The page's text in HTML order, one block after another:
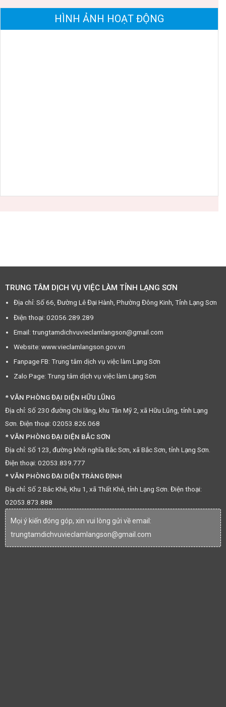
HÌNH ẢNH HOẠT ĐỘNG
TRUNG TÂM DỊCH VỤ VIỆC LÀM TỈNH LẠNG SƠN
Địa chỉ: Số 66, Đường Lê Đại Hành, Phường Đông Kinh, Tỉnh Lạng Sơn
Điện thoại: 02056.289.289
Email: trungtamdichvuvieclamlangson@gmail.com
Website: www.vieclamlangson.gov.vn
Fanpage FB: Trung tâm dịch vụ việc làm Lạng Sơn
Zalo Page: Trung tâm dịch vụ việc làm Lạng Sơn
* VĂN PHÒNG ĐẠI DIỆN HỮU LŨNG
Địa chỉ: Số 230 đường Chi lăng, khu Tân Mỹ 2, xã Hữu Lũng, tỉnh Lạng
Sơn. Điện thoại: 02053.826.068
* VĂN PHÒNG ĐẠI DIỆN BẮC SƠN
Địa chỉ: Số 123, đường khởi nghĩa Bắc Sơn, xã Bắc Sơn, tỉnh Lạng Sơn.
Điện thoại: 02053.839.777
* VĂN PHÒNG ĐẠI DIỆN TRÀNG ĐỊNH
Địa chỉ: Số 2 Bắc Khê, Khu 1, xã Thất Khê, tỉnh Lạng Sơn. Điện thoại:
02053.873.888
Mọi ý kiến đóng góp, xin vui lòng gửi về email:
trungtamdichvuvieclamlangson@gmail.com